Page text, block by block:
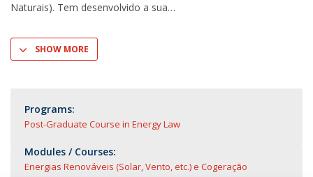
Naturais). Tem desenvolvido a sua
SHOW MORE
Programs:
Post-Graduate Course in Energy Law
Modules / Courses:
Energias Renováveis (Solar, Vento, etc.) e Cogeração